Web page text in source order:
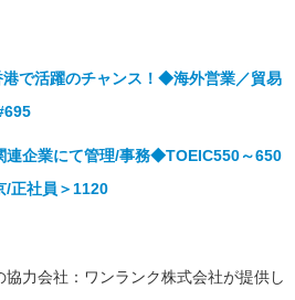
港で活躍のチャンス！◆海外営業／貿易
連企業にて管理/事務◆TOEIC550～650
/正社員＞1120
力会社：ワンランク株式会社が提供し